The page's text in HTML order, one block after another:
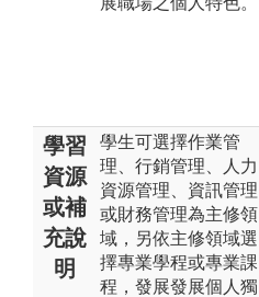
學習
資源
或補
充說
明
學生可選擇作業管
理、行銷管理、人力
資源管理、資訊管理
或財務管理為主修領
域，另依主修領域選
擇專業學程或專業課
程，發展發展個人獨